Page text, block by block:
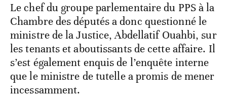
Le chef du groupe parlementaire du PPS à la
Chambre des députés a donc questionné le
ministre de la Justice, Abdellatif Ouahbi, sur
les tenants et aboutissants de cette affaire. Il
s’est également enquis de l’enquête interne
que le ministre de tutelle a promis de mener
incessamment.